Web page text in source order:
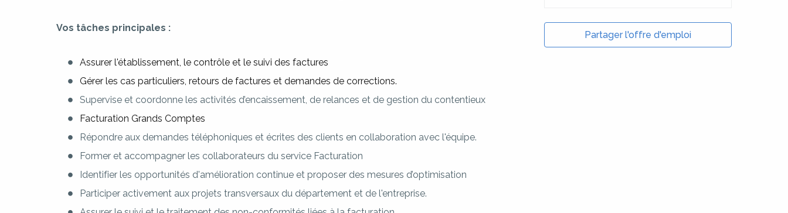
Vos tâches principales :
Assurer l'établissement, le contrôle et le suivi des factures
Gérer les cas particuliers, retours de factures et demandes de corrections.
Supervise et coordonne les activités d’encaissement, de relances et de gestion du contentieux
Facturation Grands Comptes
Répondre aux demandes téléphoniques et écrites des clients en collaboration avec l'équipe.
Former et accompagner les collaborateurs du service Facturation
Identifier les opportunités d'amélioration continue et proposer des mesures d’optimisation
Participer activement aux projets transversaux du département et de l'entreprise.
Partager l'offre d'emploi